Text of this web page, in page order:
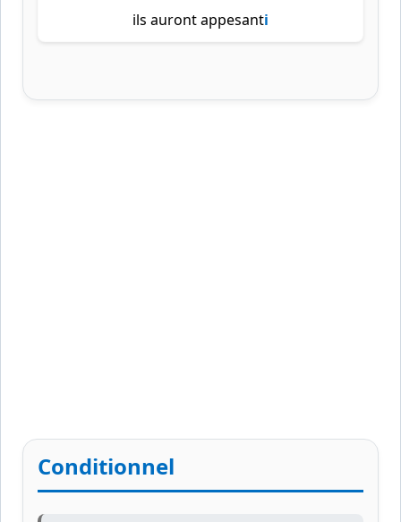
ils auront appesanti
Conditionnel